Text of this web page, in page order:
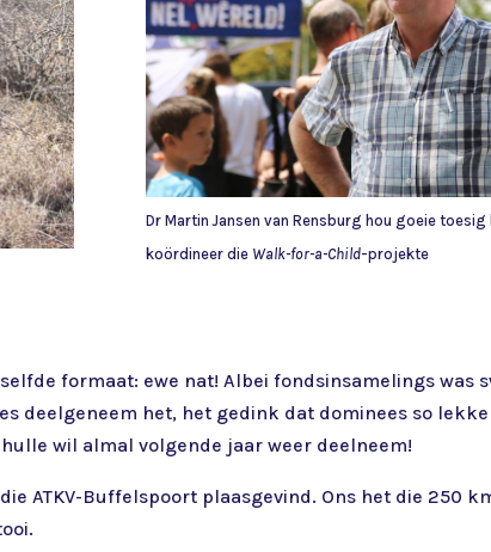
Dr Martin Jansen van Rensburg hou goeie toesig
koördineer die Walk-for-a-Child-projekte
formaat: ewe nat! Albei fondsinsamelings was
deelgeneem het, het gedink dat dominees so
wil almal volgende jaar weer deelneem!
ATKV-Buffelspoort plaasgevind. Ons het die 250